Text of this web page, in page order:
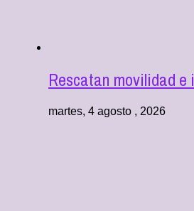
Rescatan movilidad e
martes, 4 agosto , 2026